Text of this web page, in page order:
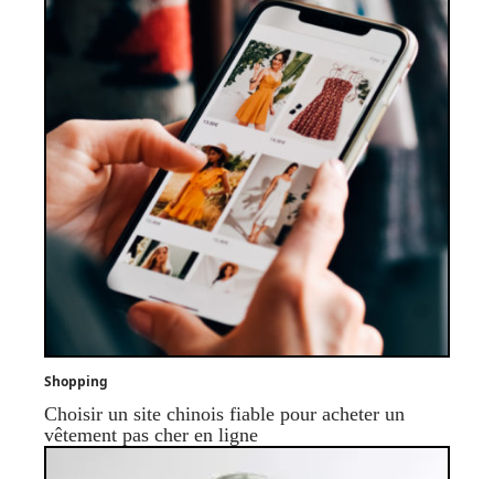
Shopping
Choisir un site chinois fiable pour acheter un
vêtement pas cher en ligne